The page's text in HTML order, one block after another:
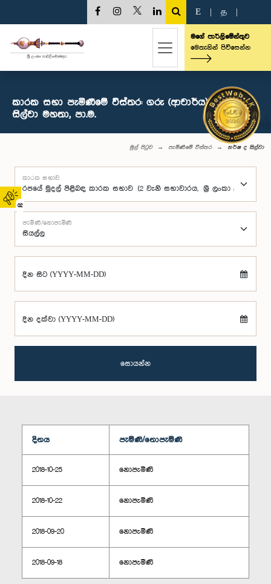
02
E த
මගේ පාර්ලිමේන්තුව
මෙතැනින් පිවිසෙන්න
කාරක සභා පැමිණීමේ විස්තර: ගරු (ආචාර්ය) හර්ෂ ද
සිල්වා මහතා, පා.ම.
මුල් පිටුව පැමිණීමේ විස්තර හර්ෂ ද සිල්වා
කාරක සභාව
පැමිණි/නොපැමිණි
දින සිට (YYYY-MM-DD)
දින දක්වා (YYYY-MM-DD)
සොයන්න
දිනය පැමිණි/නොපැමිණි
2018-10-25 නොපැමිණි
2018-10-22 නොපැමිණි
2018-09-20 නොපැමිණි
2018-09-18 නොපැමිණි